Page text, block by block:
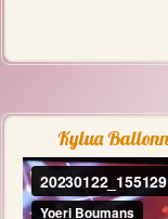
Kylua
Videospeler